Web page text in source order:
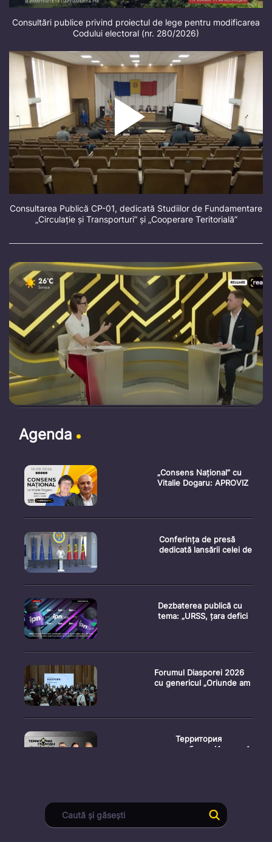
Consultări publice privind proiectul de lege pentru modificarea
Codului electoral (nr. 280/2026)
Consultarea Publică CP-01, dedicată Studiilor de Fundamentare
„Circulație și Transporturi” și „Cooperare Teritorială”
Agenda
„Consens Național” cu
Vitalie Dogaru: APROVIZ
Conferința de presă
dedicată lansării celei de
Dezbaterea publică cu
tema: „URSS, țara defici
Forumul Diasporei 2026
cu genericul „Oriunde am
Территория
свободы. Испыта�
Conferință de presă
susținută de prim-
ministr